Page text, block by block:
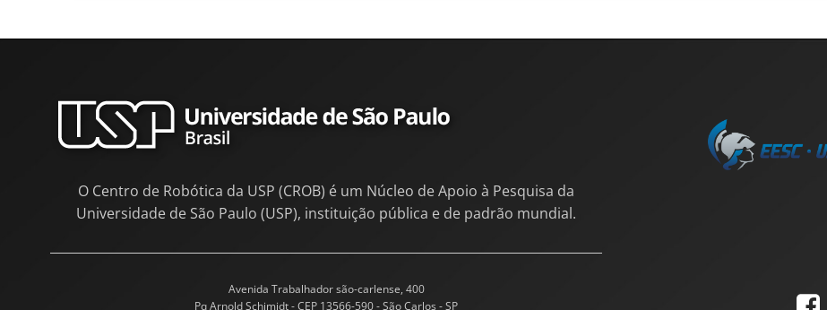
O Centro de Robótica da USP (CROB) é um Núcleo de Apoio à Pesquisa da
Universidade de São Paulo (USP), instituição pública e de padrão mundial.
Avenida Trabalhador são-carlense, 400
Pq Arnold Schimidt - CEP 13566-590 - São Carlos - SP